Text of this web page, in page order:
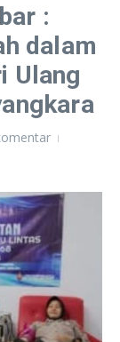
:
dalam
Ulang